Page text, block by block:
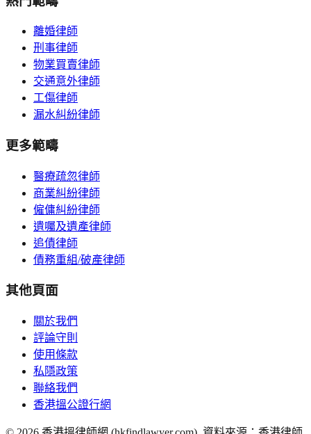
離婚律師
刑事律師
物業買賣律師
交通意外律師
工傷律師
漏水糾紛律師
更多範疇
醫療疏忽律師
商業糾紛律師
僱傭糾紛律師
遺囑及遺產律師
追債律師
債務重組/破產律師
其他頁面
關於我們
評論守則
使用條款
私隱政策
聯絡我們
香港搵公證行網